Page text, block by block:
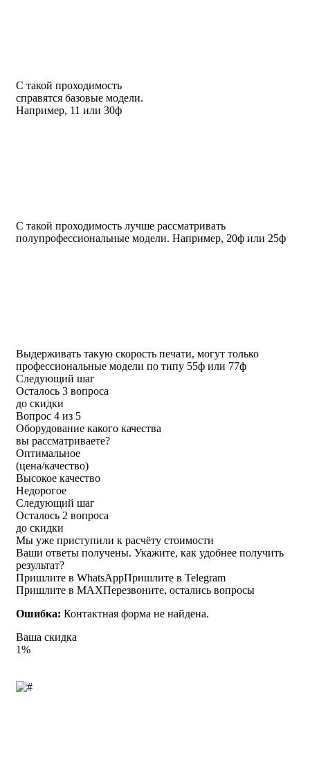
С такой проходимость
справятся базовые модели.
Например, 11 или 30ф
С такой проходимость лучше рассматривать
полупрофессиональные модели. Например, 20ф или 25ф
Выдерживать такую скорость печати, могут только
профессиональные модели по типу 55ф или 77ф
Следующий шаг
Осталось 3 вопроса
до скидки
Вопрос 4 из 5
Оборудование какого качества
вы рассматриваете?
Оптимальное
(цена/качество)
Высокое качество
Недорогое
Следующий шаг
Осталось 2 вопроса
до скидки
Мы уже приступили к расчёту стоимости
Ваши ответы получены. Укажите, как удобнее получить
результат?
Пришлите в WhatsAppПришлите в Telegram
Пришлите в MAXПерезвоните, остались вопросы
Ошибка: Контактная форма не найдена.
Ваша скидка
1%